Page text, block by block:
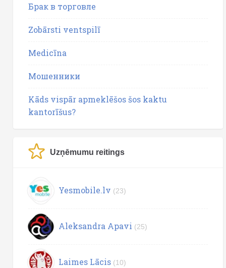
Брак в торговле
Zobārsti ventspilī
Medicīna
Мошенники
Kāds vispār apmeklēšos šos kaktu
kantorīšus?
Uzņēmumu reitings
Yesmobile.lv (23)
Aleksandra Apavi (25)
Laimes Lācis (10)